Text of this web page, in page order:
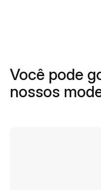
Você pode
nossos